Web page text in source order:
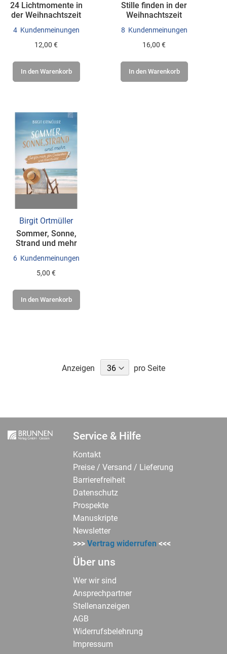
24 Lichtmomente in
der Weihnachtszeit
4 Kundenmeinungen
12,00 €
In den Warenkorb
Stille finden in der
Weihnachtszeit
8 Kundenmeinungen
16,00 €
In den Warenkorb
Birgit Ortmüller
Sommer, Sonne,
Strand und mehr
6 Kundenmeinungen
5,00 €
In den Warenkorb
Anzeigen pro Seite
Service & Hilfe
Kontakt
Preise / Versand / Lieferung
Barrierefreiheit
Datenschutz
Prospekte
Manuskripte
Newsletter
>>>Vertrag widerrufen <<<
Über uns
Wer wir sind
Ansprechpartner
Stellenanzeigen
AGB
Widerrufsbelehrung
Impressum